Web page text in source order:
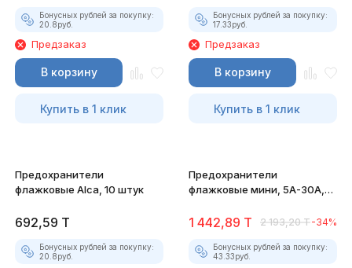
Бонусных рублей за покупку:
20.8руб.
Предзаказ
В корзину
Купить в 1 клик
Бонусных рублей за покупку:
17.33руб.
Предзаказ
В корзину
Купить в 1 клик
Предохранители
флажковые Alca, 10 штук
692,59 T
Бонусных рублей за покупку:
20.8руб.
Предохранители
флажковые мини, 5А-30А,
1 442,89 T 2 193,20 T-34%
Бонусных рублей за покупку:
43.33руб.